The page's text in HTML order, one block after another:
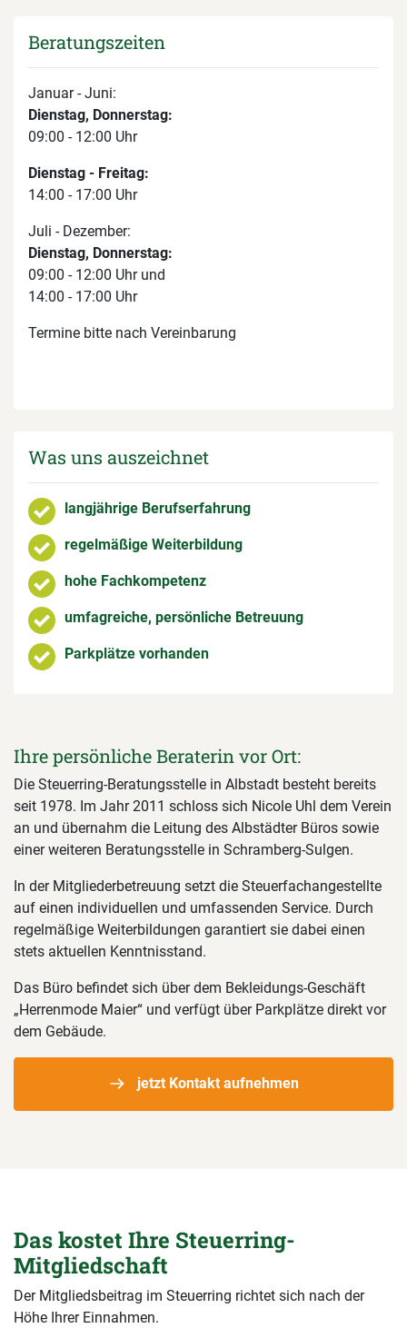
Beratungszeiten
Januar - Juni:
Dienstag, Donnerstag:
09:00 - 12:00 Uhr
Dienstag - Freitag:
14:00 - 17:00 Uhr
Juli - Dezember:
Dienstag, Donnerstag:
09:00 - 12:00 Uhr und
14:00 - 17:00 Uhr
Termine bitte nach Vereinbarung
Was uns auszeichnet
langjährige Berufserfahrung
regelmäßige Weiterbildung
hohe Fachkompetenz
umfagreiche, persönliche Betreuung
Parkplätze vorhanden
Ihre persönliche Beraterin vor Ort:
Die Steuerring-Beratungsstelle in Albstadt besteht bereits
seit 1978. Im Jahr 2011 schloss sich Nicole Uhl dem Verein
an und übernahm die Leitung des Albstädter Büros sowie
einer weiteren Beratungsstelle in Schramberg-Sulgen.
In der Mitgliederbetreuung setzt die Steuerfachangestellte
auf einen individuellen und umfassenden Service. Durch
regelmäßige Weiterbildungen garantiert sie dabei einen
stets aktuellen Kenntnisstand.
Das Büro befindet sich über dem Bekleidungs-Geschäft
„Herrenmode Maier“ und verfügt über Parkplätze direkt vor
dem Gebäude.
jetzt Kontakt aufnehmen
Das kostet Ihre Steuerring-
Mitgliedschaft
Der Mitgliedsbeitrag im Steuerring richtet sich nach der
Höhe Ihrer Einnahmen.